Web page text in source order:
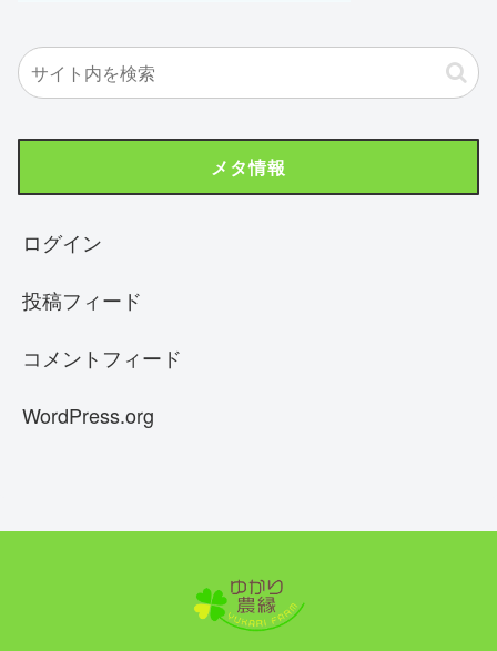
メタ情報
ログイン
投稿フィード
コメントフィード
WordPress.org